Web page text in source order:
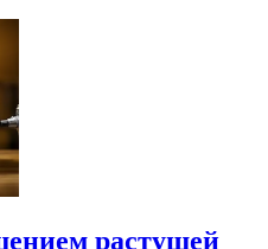
растущей